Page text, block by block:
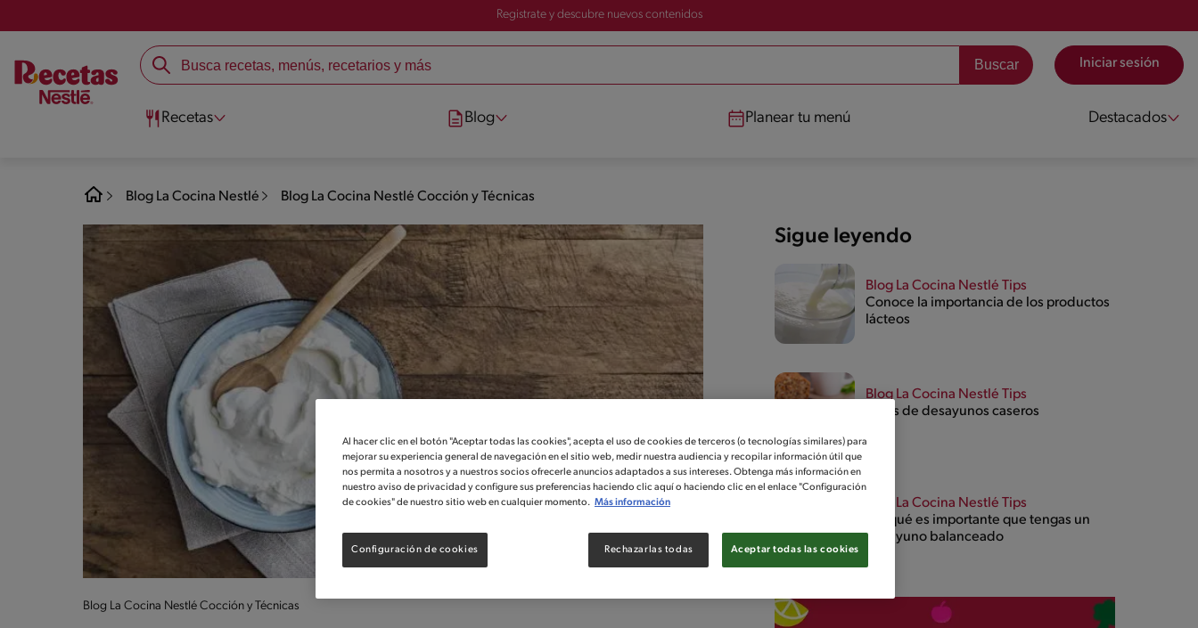
Registrate y descubre nuevos contenidos
Iniciar sesión
Recetas Blog Planear tu menú Destacados
Blog La Cocina Nestlé Blog La Cocina Nestlé Cocción y Técnicas
Blog La Cocina Nestlé Cocción y Técnicas
Sigue leyendo
Blog La Cocina Nestlé Tips
Conoce la importancia de los productos
lácteos
Blog La Cocina Nestlé Tips
Ideas de desayunos caseros
Blog La Cocina Nestlé Tips
Por qué es importante que tengas un
desayuno balanceado
Al hacer clic en el botón "Aceptar todas las cookies", acepta el uso de cookies de terceros (o tecnologías similares) para
mejorar su experiencia general de navegación en el sitio web, medir nuestra audiencia y recopilar información útil que
nos permita a nosotros y a nuestros socios ofrecerle anuncios adaptados a sus intereses. Obtenga más información en
nuestro aviso de privacidad y configure sus preferencias haciendo clic aquí o haciendo clic en el enlace "Configuración
de cookies" de nuestro sitio web en cualquier momento. Más información
Rechazarlas todas Aceptar todas las cookies
Configuración de cookies